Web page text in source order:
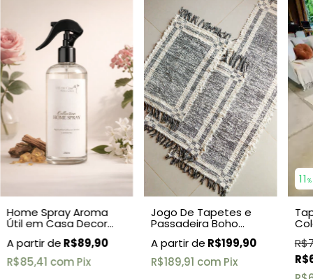
Home Spray Aroma
Útil em Casa Decor
R$89,90
R$85,41 comPix
Jogo De Tapetes e
Passadeira Boho
Dupla Face Preto 3
Peças
R$199,90
R$189,91 com Pix
11